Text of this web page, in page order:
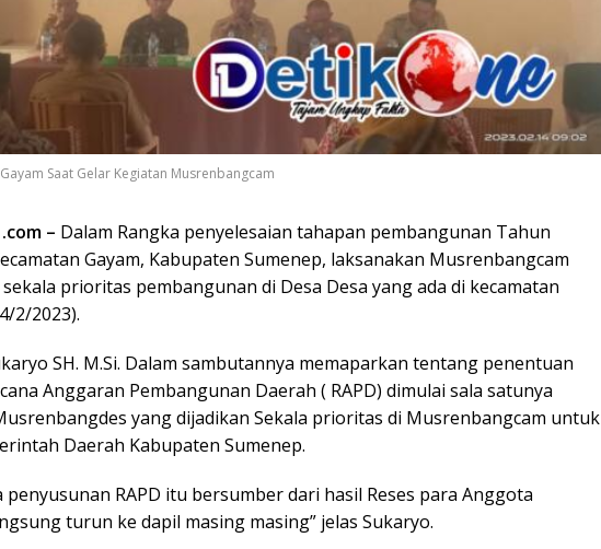
Saat Gelar Kegiatan Musrenbangcam
– Dalam Rangka penyelesaian tahapan pembangunan Tahun
Gayam, Kabupaten Sumenep, laksanakan Musrenbangcam
prioritas pembangunan di Desa Desa yang ada di kecamatan
2/2023).
SH. M.Si. Dalam sambutannya memaparkan tentang penentuan
Anggaran Pembangunan Daerah ( RAPD) dimulai sala satunya
yang dijadikan Sekala prioritas di Musrenbangcam untuk
Daerah Kabupaten Sumenep.
penyusunan RAPD itu bersumber dari hasil Reses para Anggota
turun ke dapil masing masing” jelas Sukaryo.